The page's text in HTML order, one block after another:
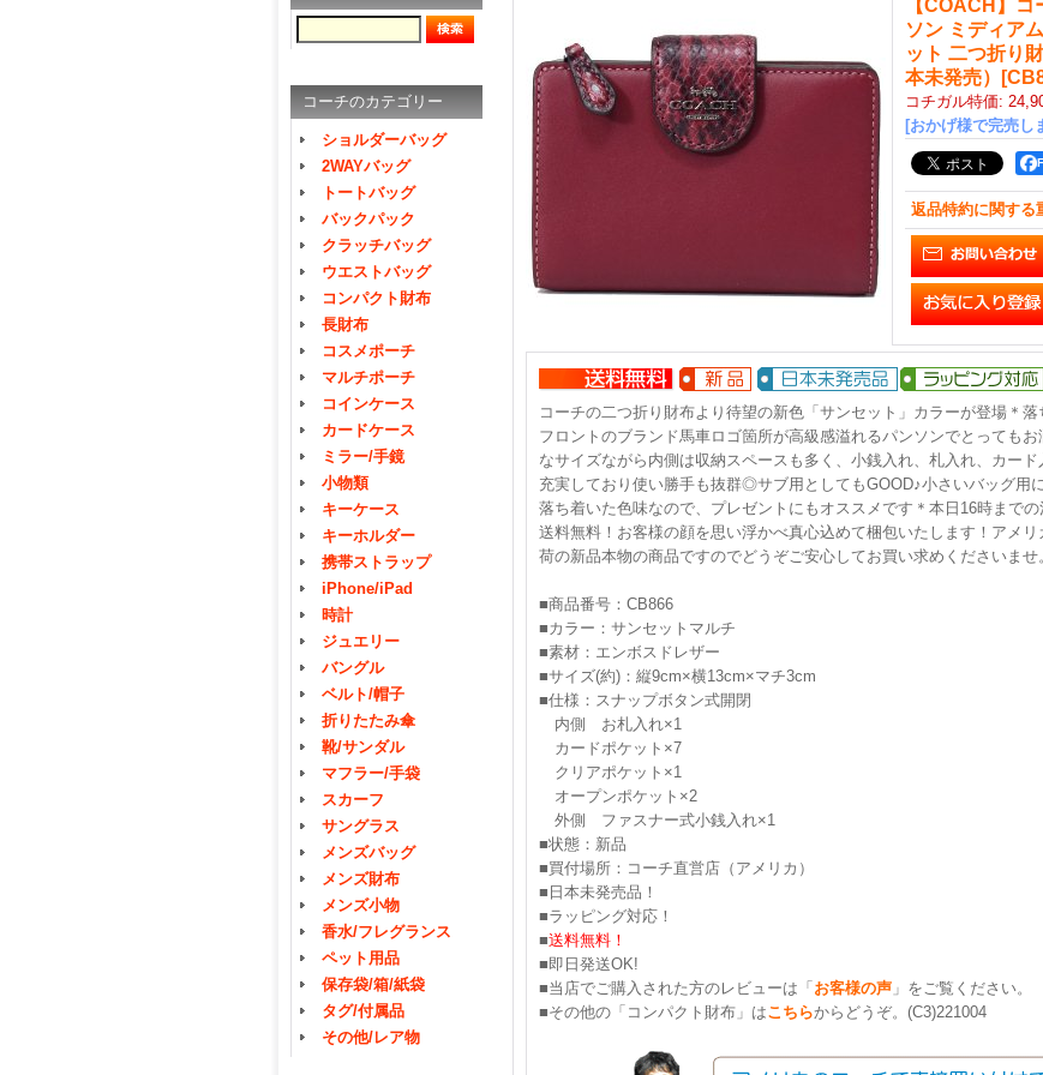
コーチのカテゴリー
ショルダーバッグ
2WAYバッグ
トートバッグ
バックパック
クラッチバッグ
ウエストバッグ
コンパクト財布
長財布
コスメポーチ
マルチポーチ
コインケース
カードケース
ミラー/手鏡
小物類
キーケース
キーホルダー
携帯ストラップ
iPhone/iPad
時計
ジュエリー
バングル
ベルト/帽子
折りたたみ傘
靴/サンダル
マフラー/手袋
スカーフ
サングラス
メンズバッグ
メンズ財布
メンズ小物
香水/フレグランス
ペット用品
保存袋/箱/紙袋
タグ/付属品
その他/レア物
【COACH】
ソン ミディア
ット 二つ折り
本未発売）
[
コチガル特価:
[おかげ様で完売し
返品特約に関する
コーチの二つ折り財布より待望の新色「サンセット」カラーが登場＊落
フロントのブランド馬車ロゴ箇所が高級感溢れるパンソンでとっても
なサイズながら内側は収納スペースも多く、小銭入れ、札入れ、カー
充実しており使い勝手も抜群◎サブ用としてもGOOD♪小さいバッグ用
落ち着いた色味なので、プレゼントにもオススメです＊本日16時まで
送料無料！お客様の顔を思い浮かべ真心込めて梱包いたします！アメ
荷の新品本物の商品ですのでどうぞご安心してお買い求めくださいませ
■商品番号：CB866
■カラー：サンセットマルチ
■素材：エンボスドレザー
■サイズ(約)：縦9cm×横13cm×マチ3cm
■仕様：スナップボタン式開閉
内側 お札入れ×1
カードポケット×7
クリアポケット×1
オープンポケット×2
外側 ファスナー式小銭入れ×1
■状態：新品
■買付場所：コーチ直営店（アメリカ）
■日本未発売品！
■ラッピング対応！
■送料無料！
■即日発送OK!
■当店でご購入された方のレビューは「 お客様の声 」をご覧ください。
■その他の「コンパクト財布」はこちらからどうぞ。(C3)221004